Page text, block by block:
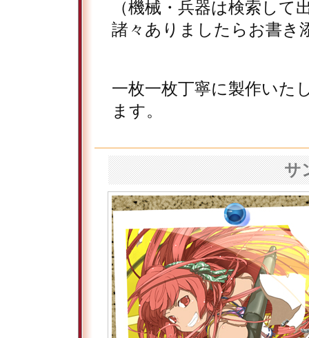
（機械・兵器は検索し
諸々ありましたらお書き
一枚一枚丁寧に製作いた
ます。
サ